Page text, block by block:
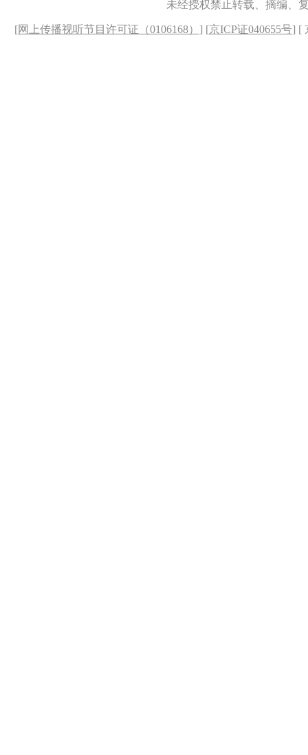
未经授权禁止转载、摘编、
[网上传播视听节目许可证（0106168） ] [京ICP证040655号] [